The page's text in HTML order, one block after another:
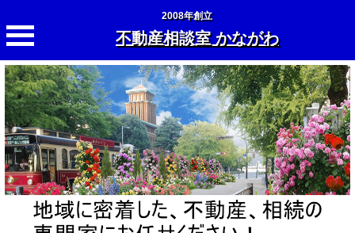
2008年創立
不動産相談室 かながわ